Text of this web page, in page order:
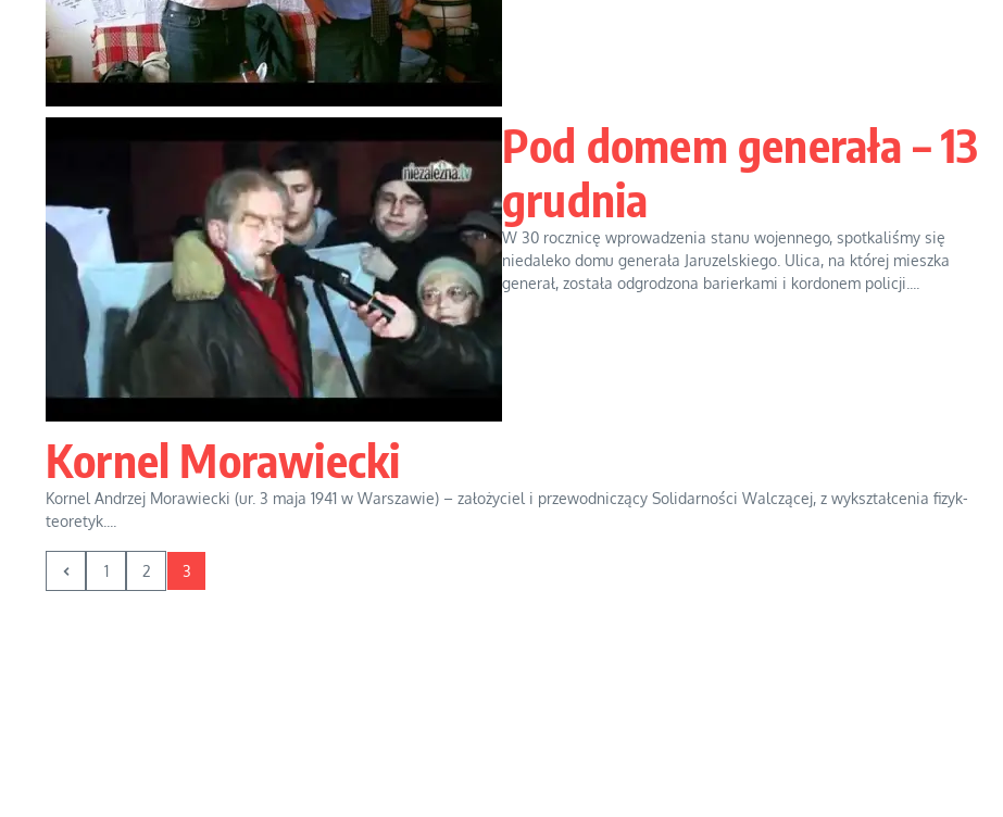
Pod domem generała – 13
grudnia
W 30 rocznicę wprowadzenia stanu wojennego, spotkaliśmy się
niedaleko domu generała Jaruzelskiego. Ulica, na której mieszka
generał, została odgrodzona barierkami i kordonem policji....
Kornel Morawiecki
Kornel Andrzej Morawiecki (ur. 3 maja 1941 w Warszawie) – założyciel i przewodniczący Solidarności Walczącej, z wykształcenia fizyk-
teoretyk....
1 2 3